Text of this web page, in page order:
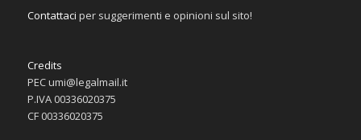
Contattaci per suggerimenti e opinioni sul sito!
Credits
PEC umi@legalmail.it
P.IVA 00336020375
CF 00336020375